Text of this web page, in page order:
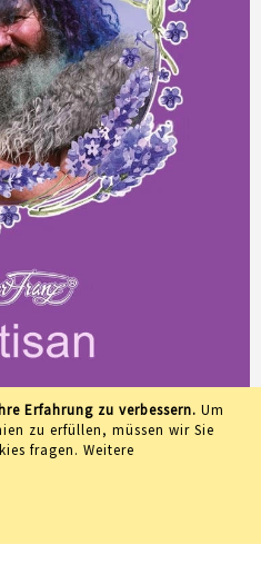
Erfahrung zu verbessern. Um
zu erfüllen, müssen wir Sie
fragen. Weitere
• All rights reserved •
are the property of their